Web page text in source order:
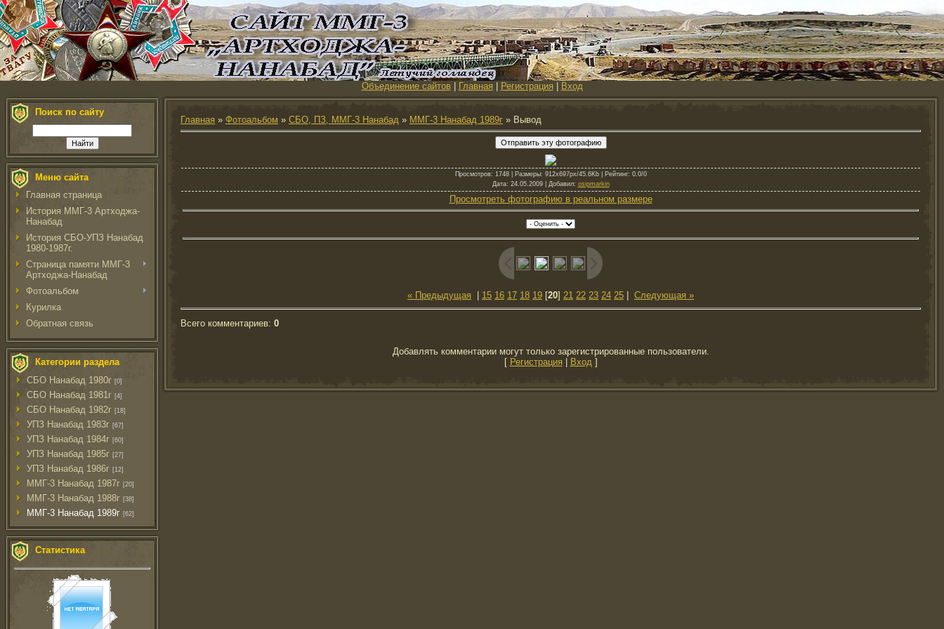
Объединение сайтов| Главная Регистрация Вход
Поиск по сайту
Меню сайта
Главная страница
История ММГ-3 Артходжа-
Нанабад
История СБО-УПЗ Нанабад
1980-1987г.
Страница памяти ММГ-3
Артходжа-Нанабад
Фотоальбом
Курилка
Обратная связь
Категории раздела
СБО Нанабад 1980г [0]
СБО Нанабад 1981г [4]
СБО Нанабад 1982г [18]
УПЗ Нанабад 1983г [67]
УПЗ Нанабад 1984г [60]
УПЗ Нанабад 1985г [27]
УПЗ Нанабад 1986г [12]
ММГ-3 Нанабад 1987г [20]
ММГ-3 Нанабад 1988г [38]
ММГ-3 Нанабад 1989г [62]
Статистика
Главная » Фотоальбом » СБО, ПЗ, ММГ-3 Нанабад » ММГ-3 Нанабад 1989г » Вывод
Просмотров: 1748 | Размеры: 912x697px/45.6Kb | Рейтинг: 0.0/0
Дата: 24.05.2009 | Добавил: osipmarkin
Просмотреть фотографию в реальном размере
« Предыдущая 15 16 17 18 19 [20] 21 22 23 24 25 Следующая »
Всего комментариев: 0
Добавлять комментарии могут только зарегистрированные пользователи.
[ Регистрация | Вход ]